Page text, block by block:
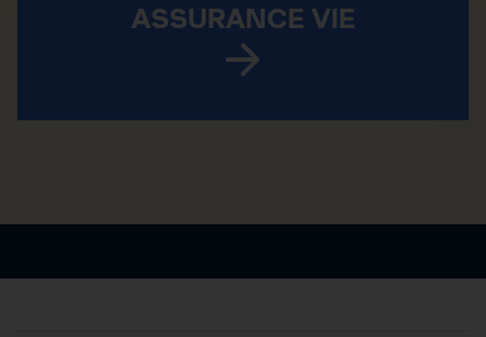
ASSURANCE VIE